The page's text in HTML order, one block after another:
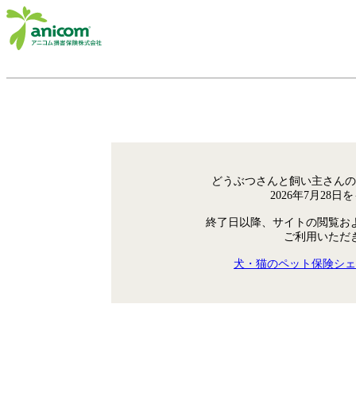
どうぶつさんと飼い主さん
2026年7月28日
終了日以降、サイトの閲覧お
ご利用いただ
犬・猫のペット保険シ